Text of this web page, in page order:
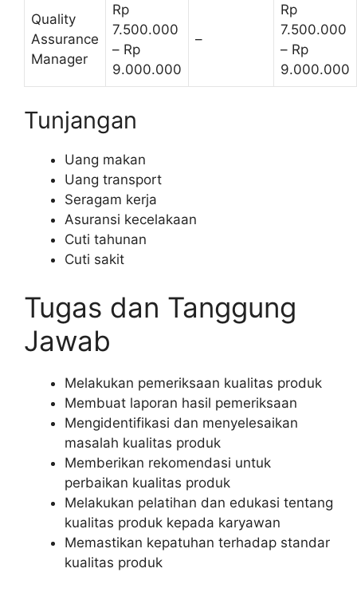
Quality
Assurance
Manager
Rp
7.500.000
– Rp
9.000.000
–
Rp
7.500.000
– Rp
9.000.000
Tunjangan
Uang makan
Uang transport
Seragam kerja
Asuransi kecelakaan
Cuti tahunan
Cuti sakit
Tugas dan Tanggung
Jawab
Melakukan pemeriksaan kualitas produk
Membuat laporan hasil pemeriksaan
Mengidentifikasi dan menyelesaikan
masalah kualitas produk
Memberikan rekomendasi untuk
perbaikan kualitas produk
Melakukan pelatihan dan edukasi tentang
kualitas produk kepada karyawan
Memastikan kepatuhan terhadap standar
kualitas produk